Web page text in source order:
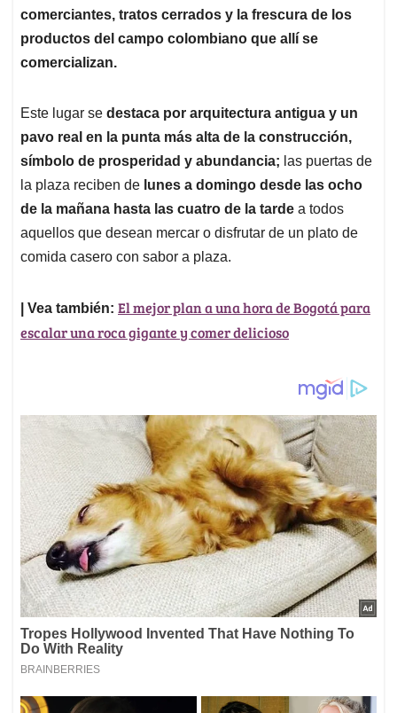
comerciantes, tratos cerrados y la frescura de los
productos del campo colombiano que allí se
comercializan.
Este lugar se destaca por arquitectura antigua y un
pavo real en la punta más alta de la construcción,
símbolo de prosperidad y abundancia; las puertas de
la plaza reciben de lunes a domingo desde las ocho
de la mañana hasta las cuatro de la tarde a todos
aquellos que desean mercar o disfrutar de un plato de
comida casero con sabor a plaza.
| Vea también: El mejor plan a una hora de Bogotá para
escalar una roca gigante y comer delicioso